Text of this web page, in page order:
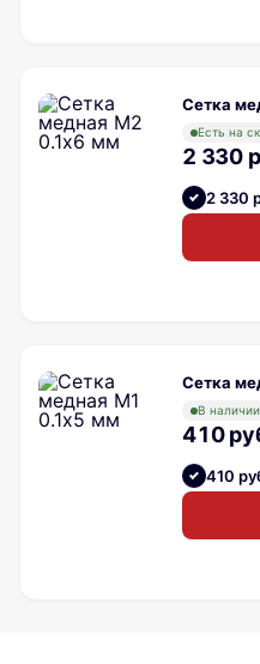
Сетка
Есть на
2 330
2 330
Сетка
В
410
410